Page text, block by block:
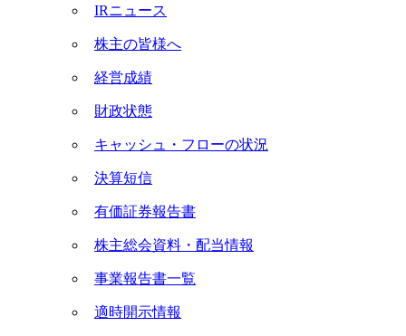
IRニュース
株主の皆様へ
経営成績
財政状態
キャッシュ・フローの状況
決算短信
有価証券報告書
株主総会資料・配当情報
事業報告書一覧
適時開示情報